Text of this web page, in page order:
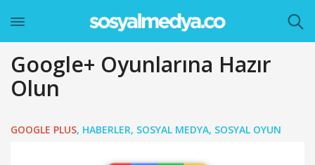
Google+ Oyunlarına Hazır
Olun
GOOGLE PLUS, HABERLER, SOSYAL MEDYA, SOSYAL OYUN